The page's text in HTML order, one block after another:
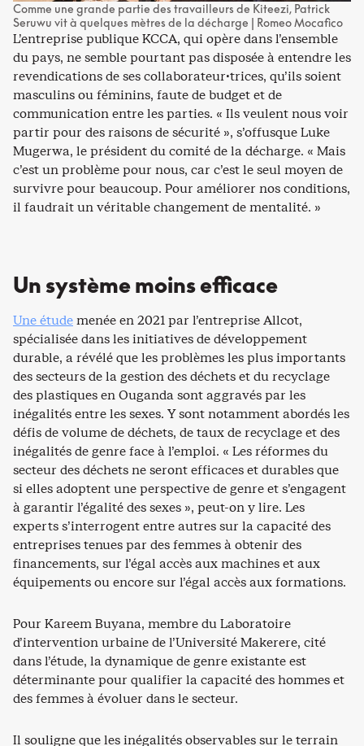
Comme une grande partie des travailleurs de Kiteezi, Patrick
Seruwu vit à quelques mètres de la décharge | Romeo Mocafico
L’entreprise publique KCCA, qui opère dans l’ensemble
du pays, ne semble pourtant pas disposée à entendre les
revendications de ses collaborateur·trices, qu’ils soient
masculins ou féminins, faute de budget et de
communication entre les parties. « Ils veulent nous voir
partir pour des raisons de sécurité », s’offusque Luke
Mugerwa, le président du comité de la décharge. « Mais
c’est un problème pour nous, car c’est le seul moyen de
survivre pour beaucoup. Pour améliorer nos conditions,
il faudrait un véritable changement de mentalité. »
Un système moins efficace
Une étudemenée en 2021 par l’entreprise Allcot,
spécialisée dans les initiatives de développement
durable, a révélé que les problèmes les plus importants
des secteurs de la gestion des déchets et du recyclage
des plastiques en Ouganda sont aggravés par les
inégalités entre les sexes. Y sont notamment abordés les
défis de volume de déchets, de taux de recyclage et des
inégalités de genre face à l’emploi. « Les réformes du
secteur des déchets ne seront efficaces et durables que
si elles adoptent une perspective de genre et s’engagent
à garantir l’égalité des sexes », peut-on y lire. Les
experts s’interrogent entre autres sur la capacité des
entreprises tenues par des femmes à obtenir des
financements, sur l’égal accès aux machines et aux
équipements ou encore sur l’égal accès aux formations.
Pour Kareem Buyana, membre du Laboratoire
d’intervention urbaine de l’Université Makerere, cité
dans l’étude, la dynamique de genre existante est
déterminante pour qualifier la capacité des hommes et
des femmes à évoluer dans le secteur.
Il souligne que les inégalités observables sur le terrain